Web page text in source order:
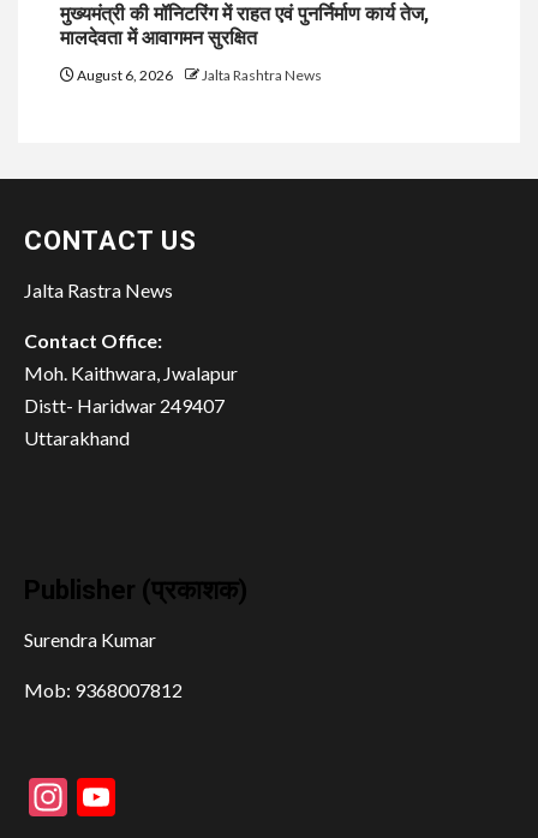
मुख्यमंत्री की मॉनिटरिंग में राहत एवं पुनर्निर्माण कार्य तेज,
मालदेवता में आवागमन सुरक्षित
August 6, 2026 Jalta Rashtra News
CONTACT US
Jalta Rastra News
Contact Office:
Moh. Kaithwara, Jwalapur
Distt- Haridwar 249407
Uttarakhand
Publisher (प्रकाशक)
Surendra Kumar
Mob: 9368007812
Instagram